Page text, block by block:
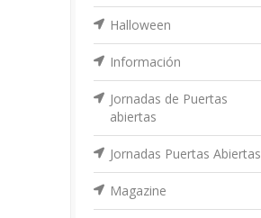
Halloween
Información
Jornadas de Puertas
abiertas
Jornadas Puertas Abiertas
Magazine